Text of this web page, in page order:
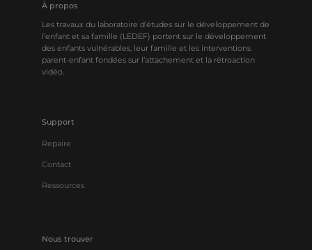
À propos
Les travaux du laboratoire d’études sur le développement de
l’enfant et sa famille (LEDEF) portent sur le développement
des enfants vulnérables, leur famille et les interventions
parent-enfant fondées sur l’attachement et la rétroaction
vidéo.
Support
Repaire
Contact
Ressources
Nous trouver